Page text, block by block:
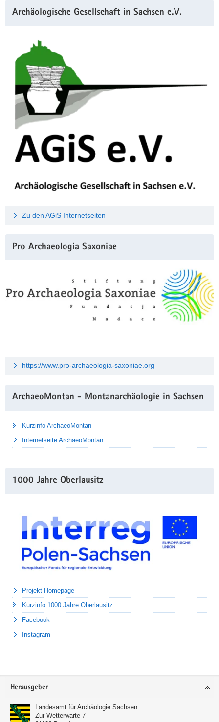
Archäologische Gesellschaft in Sachsen e.V.
Zu den AGiS Internetseiten
Pro Archaeologia Saxoniae
https://www.pro-archaeologia-saxoniae.org
ArchaeoMontan - Montanarchäologie in Sachsen
Kurzinfo ArchaeoMontan
Internetseite ArchaeoMontan
1000 Jahre Oberlausitz
Projekt Homepage
Kurzinfo 1000 Jahre Oberlausitz
Facebook
Instagram
Footer-
Herausgeber
Landesamt für Archäologie Sachsen
Zur Wetterwarte 7